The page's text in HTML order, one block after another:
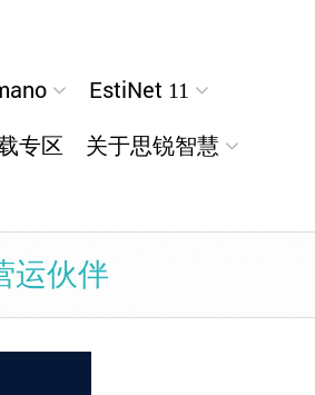
EstiNet 11
专区 关于思锐智慧
运伙伴